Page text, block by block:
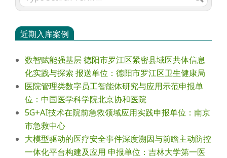
近期入库案例
数智赋能强基层 德阳市罗江区紧密县域医共体信息
化实践与探索 报送单位：德阳市罗江区卫生健康局
医院管理类数字员工智能体研究与应用示范申报单
位：中国医学科学院北京协和医院
5G+AI技术在院前急救领域应用实践申报单位：南京
市急救中心
大模型驱动的医疗安全事件深度溯因与前瞻主动防控
一体化平台构建及应用 申报单位：吉林大学第一医